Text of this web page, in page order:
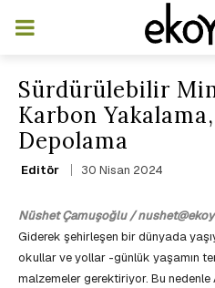
Sürdürülebilir
Karbon
Depolama
Editör 30 Nisan 2024
Nüshet Çamuşoğlu /
Giderek şehirleşen bir dünyada
okullar ve yollar -günlük yaşamın
malzemeler gerektiriyor. Bu nedenle